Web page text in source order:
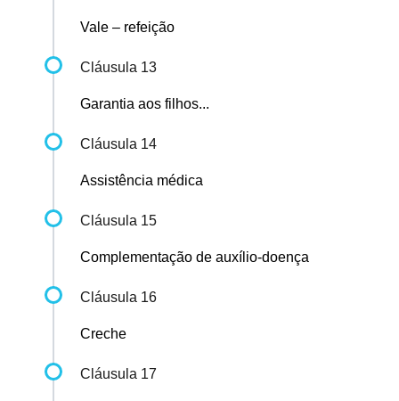
Vale – refeição
Cláusula 13
Garantia aos filhos...
Cláusula 14
Assistência médica
Cláusula 15
Complementação de auxílio-doença
Cláusula 16
Creche
Cláusula 17